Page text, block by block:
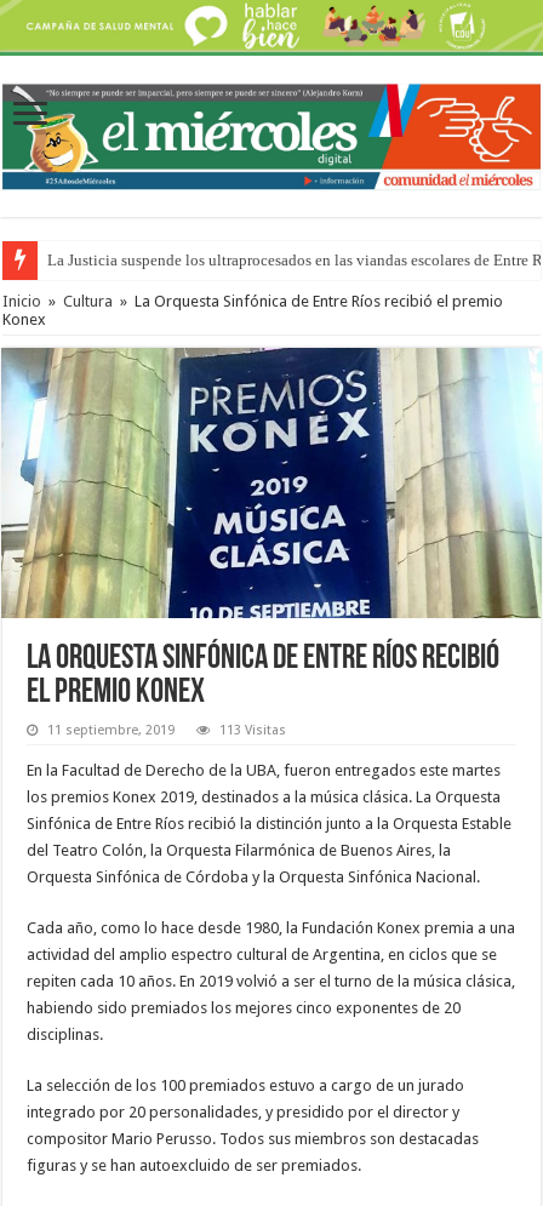
La Justicia suspende los ultraprocesados en las viandas escolares de Entre
Inicio » Cultura » La Orquesta Sinfónica de Entre Ríos recibió el premio
Konex
La Orquesta Sinfónica de Entre Ríos recibió
el premio Konex
11 septiembre, 2019 113 Visitas
En la Facultad de Derecho de la UBA, fueron entregados este martes
los premios Konex 2019, destinados a la música clásica. La Orquesta
Sinfónica de Entre Ríos recibió la distinción junto a la Orquesta Estable
del Teatro Colón, la Orquesta Filarmónica de Buenos Aires, la
Orquesta Sinfónica de Córdoba y la Orquesta Sinfónica Nacional.
Cada año, como lo hace desde 1980, la Fundación Konex premia a una
actividad del amplio espectro cultural de Argentina, en ciclos que se
repiten cada 10 años. En 2019 volvió a ser el turno de la música clásica,
habiendo sido premiados los mejores cinco exponentes de 20
disciplinas.
La selección de los 100 premiados estuvo a cargo de un jurado
integrado por 20 personalidades, y presidido por el director y
compositor Mario Perusso. Todos sus miembros son destacadas
figuras y se han autoexcluido de ser premiados.